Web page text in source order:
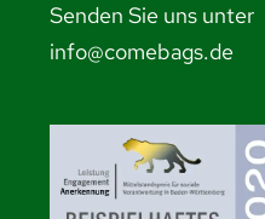
Senden Sie uns unter
info@comebags.de